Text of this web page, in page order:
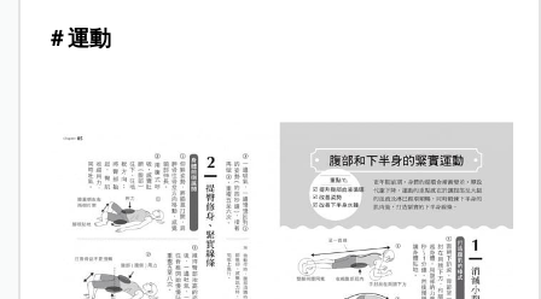
＃運動